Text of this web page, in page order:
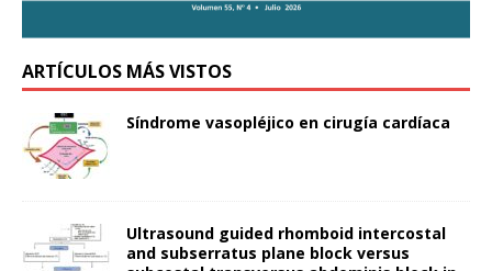
ARTÍCULOS MÁS VISTOS
Síndrome vasopléjico en cirugía cardíaca
Ultrasound guided rhomboid intercostal
and subserratus plane block versus